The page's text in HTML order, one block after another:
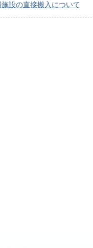
設の直接搬入について